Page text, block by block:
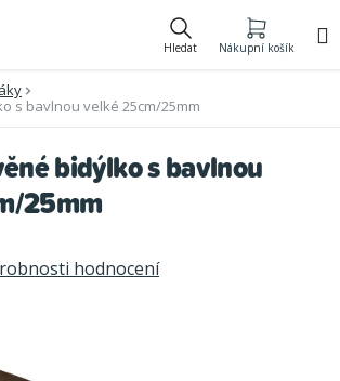
Hledat Nákupní košík
s bavlnou velké 25cm/25mm
bidýlko s bavlnou
25mm
hodnocení